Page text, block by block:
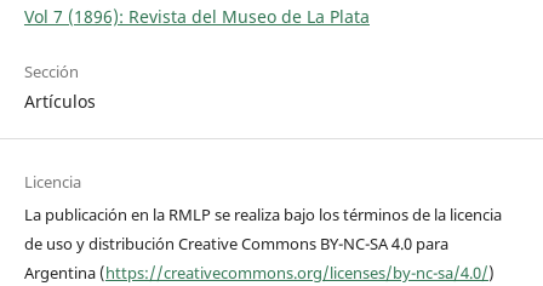
Vol 7 (1896): Revista del Museo de La Plata
Sección
Artículos
Licencia
La publicación en la RMLP se realiza bajo los términos de la licencia
de uso y distribución Creative Commons BY-NC-SA 4.0 para
Argentina (https://creativecommons.org/licenses/by-nc-sa/4.0/)